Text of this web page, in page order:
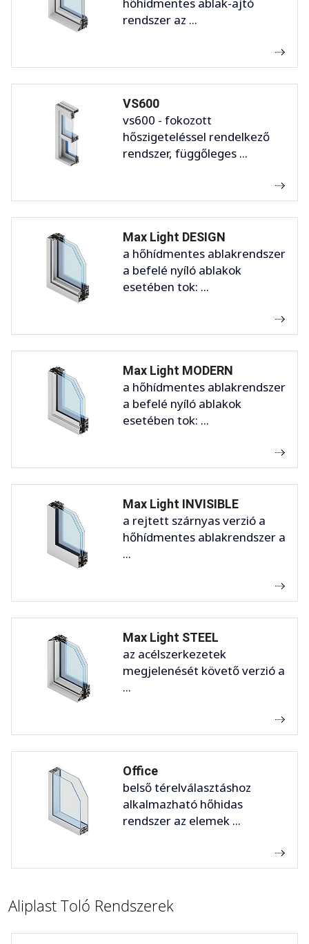
rendszer az ...
VS600
vs600 - fokozott
hőszigeteléssel rendelkező
rendszer, függőleges ...
Max Light DESIGN
a hőhídmentes ablakrendszer
a befelé nyíló ablakok
esetében tok: ...
Max Light MODERN
a hőhídmentes ablakrendszer
a befelé nyíló ablakok
esetében tok: ...
Max Light INVISIBLE
a rejtett szárnyas verzió a
hőhídmentes ablakrendszer a
...
Max Light STEEL
az acélszerkezetek
megjelenését követő verzió a
...
Office
belső térelválasztáshoz
alkalmazható hőhidas
rendszer az elemek ...
Aliplast Toló Rendszerek